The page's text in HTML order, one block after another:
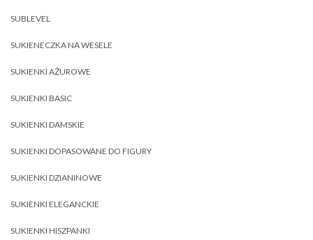
SUBLEVEL
SUKIENECZKA NA WESELE
SUKIENKI AŻUROWE
SUKIENKI BASIC
SUKIENKI DAMSKIE
SUKIENKI DOPASOWANE DO FIGURY
SUKIENKI DZIANINOWE
SUKIENKI ELEGANCKIE
SUKIENKI HISZPANKI